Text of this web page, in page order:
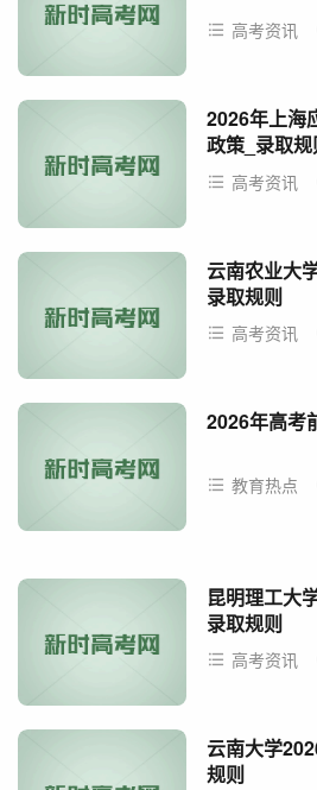
高考资讯
2026年上海
政策_录取
高考资讯
云南农业大
录取规则
高考资讯
2026年高考
教育热点
昆明理工大
录取规则
高考资讯
云南大学
规则